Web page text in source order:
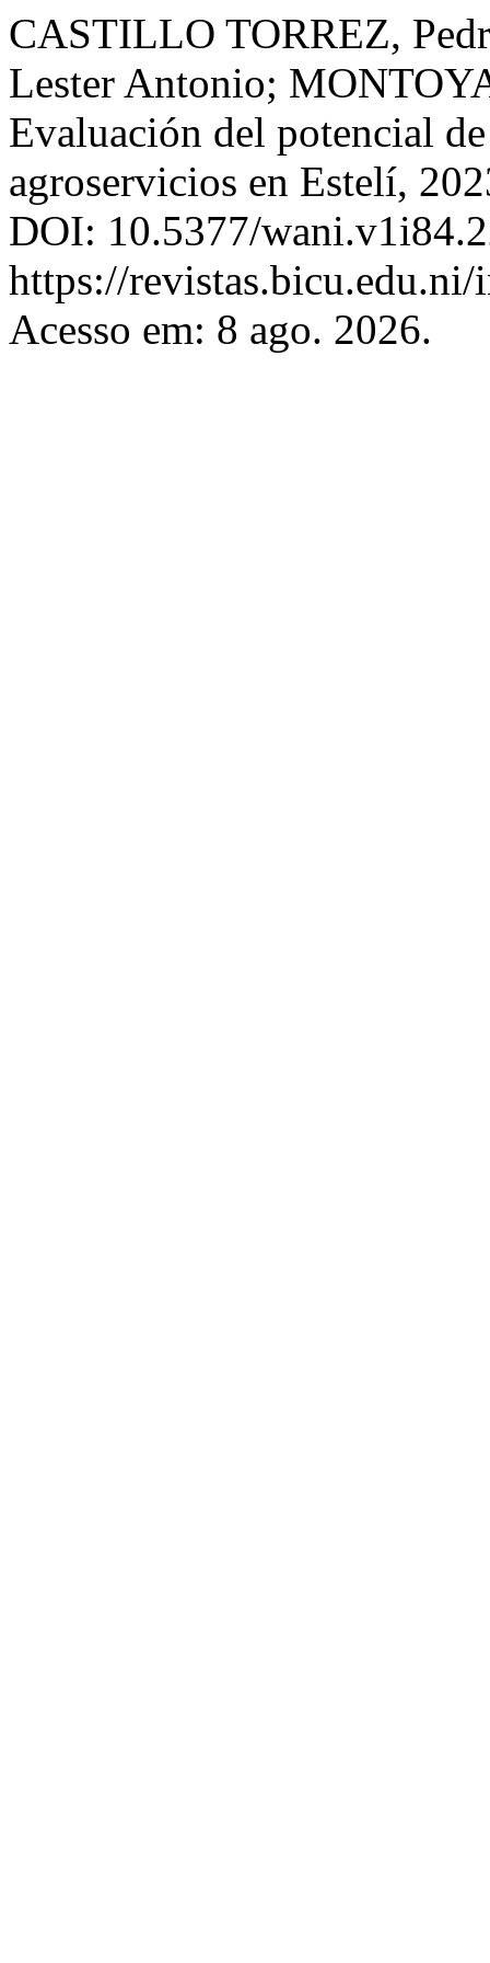
CASTILLO TORREZ,
Lester Antonio;
Evaluación del potencial
agroservicios en Estelí,
DOI: 10.5377/
https://
Acesso em: 8 ago. 2026.